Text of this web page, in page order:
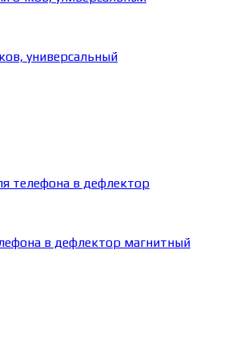
универсальный
в дефлектор магнитный